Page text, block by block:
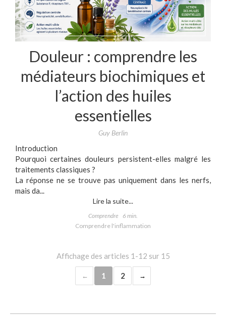
Douleur : comprendre les
médiateurs biochimiques et
l’action des huiles
essentielles
Guy Berlin
Introduction
Pourquoi certaines douleurs persistent-elles malgré les
traitements classiques ?
La réponse ne se trouve pas uniquement dans les nerfs,
mais da...
Lire la suite...
Comprendre 6 min.
Comprendre l'inflammation
Affichage des articles 1-12 sur 15
1 2